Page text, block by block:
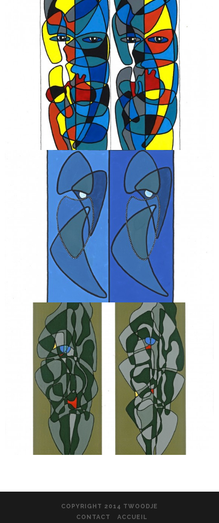
COPYRIGHT 2014 TWOODJE
CONTACT
ACCUEIL